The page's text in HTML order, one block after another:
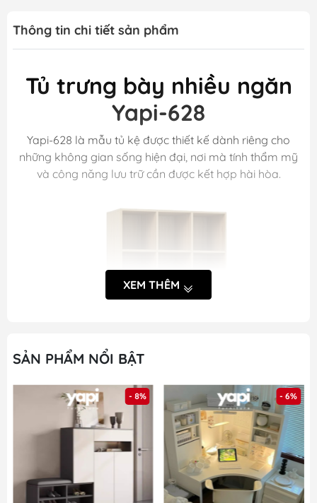
Thông tin chi tiết sản phẩm
Tủ trưng bày nhiều ngăn
Yapi-628
Yapi-628 là mẫu tủ kệ được thiết kế dành riêng cho
những không gian sống hiện đại, nơi mà tính thẩm mỹ
và công năng lưu trữ cần được kết hợp hài hòa.
XEM THÊM
SẢN PHẨM NỔI BẬT
- 8% - 6%